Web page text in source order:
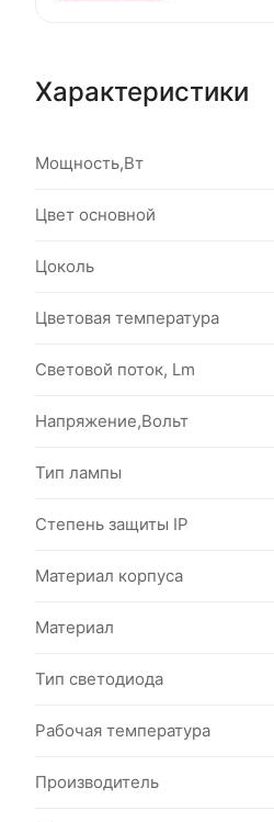
Характеристики
Мощность,Вт
Цвет основной
Цоколь
Цветовая температура
Световой поток, Lm
Напряжение,Вольт
Тип лампы
Степень защиты IP
Материал корпуса
Материал
Тип светодиода
Рабочая температура
Производитель